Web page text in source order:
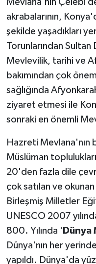
Mevlana'nın Çelebi
akrabalarının,
şekilde yaşadıkları
Torunlarından Sultan
Mevlevilik, tarihi ve
bakımından çok
sağlığında
ziyaret etmesi ile
sonraki en önemli
Hazreti Mevlana'nın
Müslüman toplulukları
20'den fazla dile
çok satılan ve
Birleşmiş Milletler
UNESCO 2007
800. Yılında ' Dünya
Dünya'nın her
yapıldı. Dünya'da